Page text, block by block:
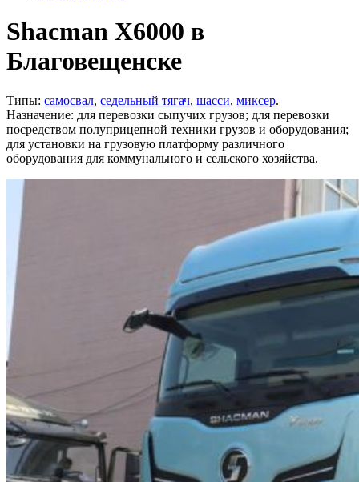
Shacman X6000 в
Благовещенске
Типы: самосвал, седельный тягач, шасси, миксер.
Назначение: для перевозки сыпучих грузов; для перевозки
посредством полуприцепной техники грузов и оборудования;
для установки на грузовую платформу различного
оборудования для коммунального и сельского хозяйства.